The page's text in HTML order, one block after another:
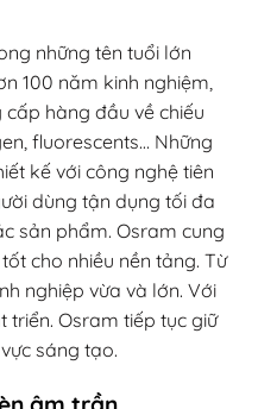
những tên tuổi lớn
100 năm kinh nghiệm,
hàng đầu về chiếu
fluorescents… Những
kế với công nghệ tiên
dùng tận dụng tối đa
sản phẩm. Osram cung
cho nhiều nền tảng. Từ
nghiệp vừa và lớn. Với
triển. Osram tiếp tục giữ
sáng tạo.